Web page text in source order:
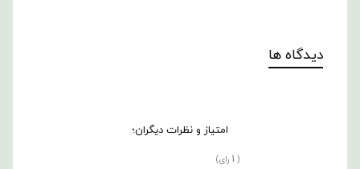
دیدگاه ها
امتیاز و نظرات دیگران؛
(
1 رای)